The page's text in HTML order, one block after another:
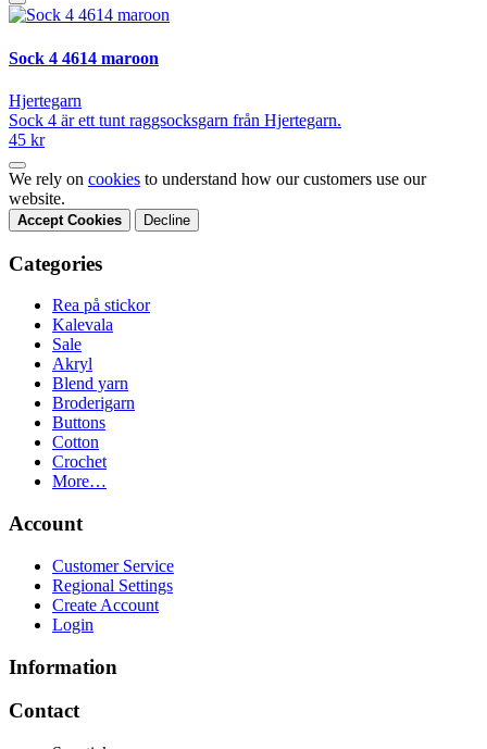
Sock 4 4614 maroon
Hjertegarn
Sock 4 är ett tunt raggsocksgarn från Hjertegarn.
45 kr
We rely on cookies to understand how our customers use our
website.
Accept Cookies Decline
Categories
Rea på stickor
Kalevala
Sale
Akryl
Blend yarn
Broderigarn
Buttons
Cotton
Crochet
More…
Account
Customer Service
Regional Settings
Create Account
Login
Information
Contact